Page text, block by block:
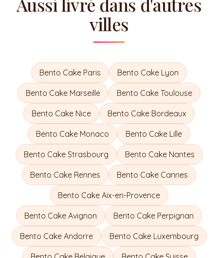
villes
Bento Cake Paris Bento Cake Lyon
Bento Cake Marseille Bento Cake Toulouse
Bento Cake Nice Bento Cake Bordeaux
Bento Cake Monaco Bento Cake Lille
Bento Cake Strasbourg Bento Cake Nantes
Bento Cake Rennes Bento Cake Cannes
Bento Cake Aix-en-Provence
Bento Cake Avignon Bento Cake Perpignan
Bento Cake Andorre Bento Cake Luxembourg